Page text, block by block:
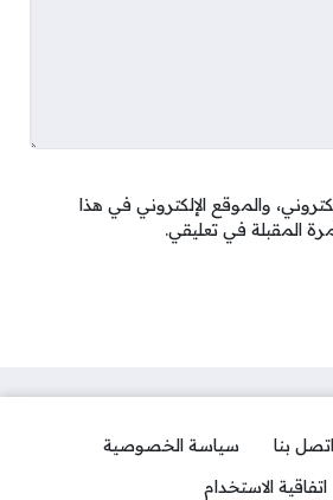
والموقع الإلكتروني في هذا
المقبلة في تعليقي.
اتصل بنا
سياسة الخصوصية
اتفاقية الاستخدام